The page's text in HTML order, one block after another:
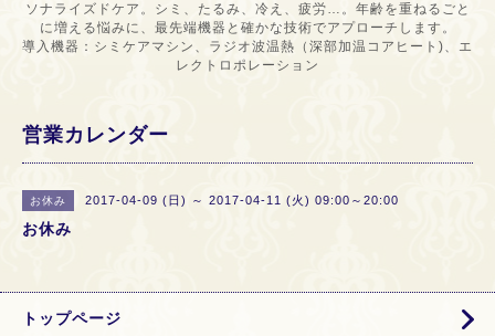
ソナライズドケア。シミ、たるみ、冷え、疲労…。年齢を重ねるごと
に増える悩みに、最先端機器と確かな技術でアプローチします。
導入機器：シミケアマシン、ラジオ波温熱（深部加温コアヒート)、エ
レクトロポレーション
営業カレンダー
お休み 2017-04-09 (日) ～ 2017-04-11 (火) 09:00～20:00
お休み
トップページ